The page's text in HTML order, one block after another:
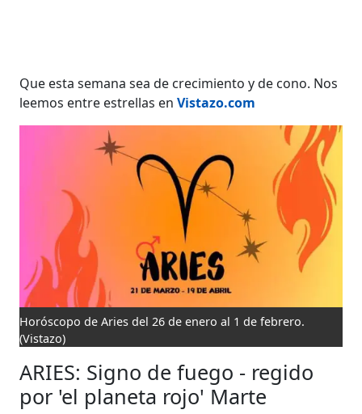
Que esta semana sea de crecimiento y de cono. Nos
leemos entre estrellas enVistazo.com
Horóscopo de Aries del 26 de enero al 1 de febrero.
(Vistazo)
ARIES: Signo de fuego - regido
por 'el planeta rojo' Marte